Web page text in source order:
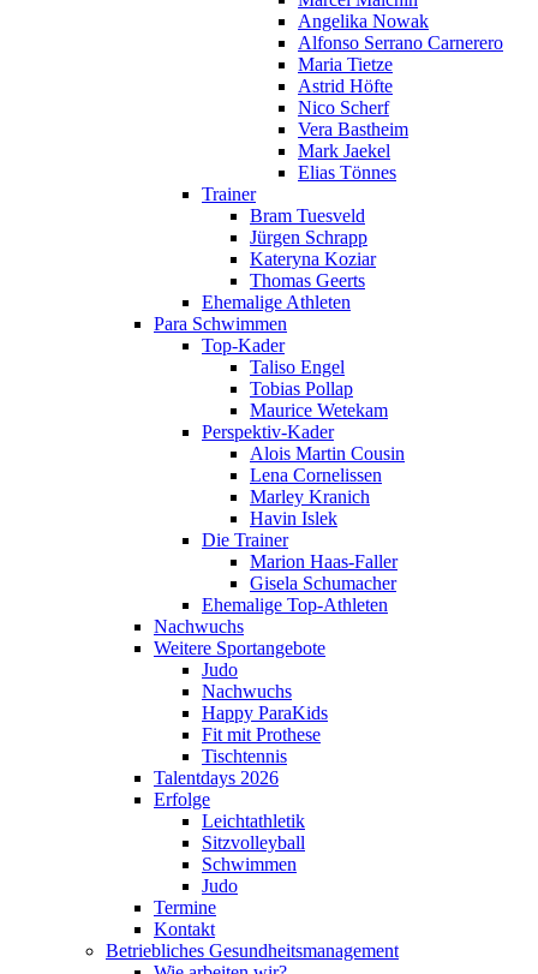
Angelika Nowak
Alfonso Serrano Carnerero
Maria Tietze
Astrid Höfte
Nico Scherf
Vera Bastheim
Mark Jaekel
Elias Tönnes
Trainer
Bram Tuesveld
Jürgen Schrapp
Kateryna Koziar
Thomas Geerts
Ehemalige Athleten
Para Schwimmen
Top-Kader
Taliso Engel
Tobias Pollap
Maurice Wetekam
Perspektiv-Kader
Alois Martin Cousin
Lena Cornelissen
Marley Kranich
Havin Islek
Die Trainer
Marion Haas-Faller
Gisela Schumacher
Ehemalige Top-Athleten
Nachwuchs
Weitere Sportangebote
Judo
Nachwuchs
Happy ParaKids
Fit mit Prothese
Tischtennis
Talentdays 2026
Erfolge
Leichtathletik
Sitzvolleyball
Schwimmen
Judo
Termine
Kontakt
Betriebliches Gesundheits­management